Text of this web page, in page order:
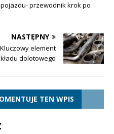
pojazdu- przewodnik krok po
NASTĘPNY
element
dolotowego
TEN WPIS